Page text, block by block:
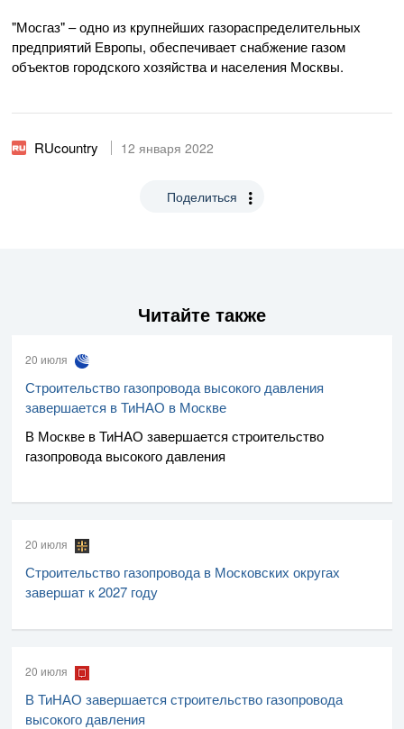
"Мосгаз" – одно из крупнейших газораспределительных
предприятий Европы, обеспечивает снабжение газом
объектов городского хозяйства и населения Москвы.
RUcountry 12 января 2022
Поделиться
Читайте также
20 июля
Строительство газопровода высокого давления
завершается в ТиНАО в Москве
В Москве в ТиНАО завершается строительство
газопровода высокого давления
20 июля
Строительство газопровода в Московских округах
завершат к 2027 году
20 июля
В ТиНАО завершается строительство газопровода
высокого давления